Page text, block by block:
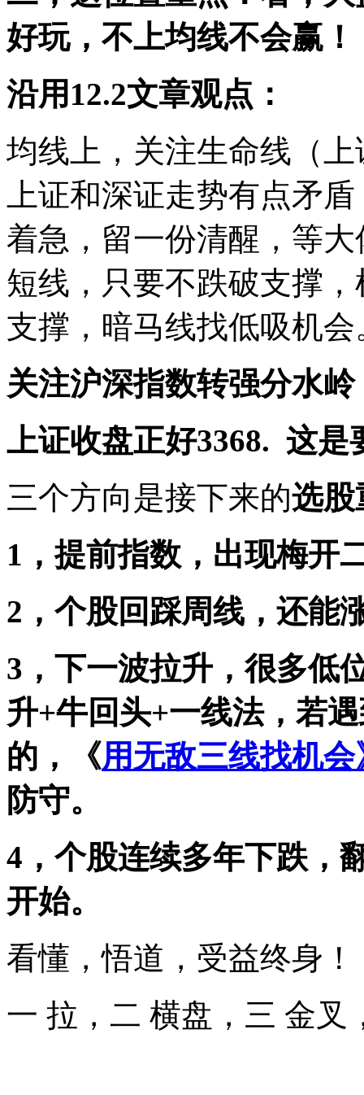
好玩，不上均线不会赢！
沿用12.2文章观点：
均线上，关注生命线（上
上证和深证走势有点矛
着急，留一份清醒，等
短线，只要不跌破支撑
支撑，暗马线找低吸机会
关注沪深指数转强分水
上证收盘正好3368. 这是
三个方向是接下来的选股
1，提前指数，出现梅开
2， 个股回踩周线，还能
3，下一波拉升，很多低
升+牛回头+一线法，若
的，《用无敌三线找机会
防守。
4，个股连续多年下跌，
开始。
看懂，悟道，受益终身！
一 拉，二 横盘，三 金叉